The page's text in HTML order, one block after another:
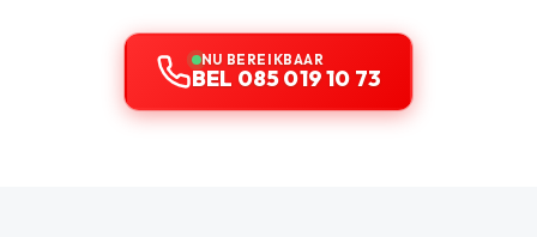
NU BEREIKBAAR
BEL 085 019 10 73